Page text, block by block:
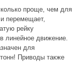
проще, чем для
перемещает,
рейку
линейное движение.
для
Приводы также